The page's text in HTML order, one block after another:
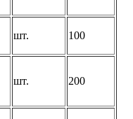
шт. 100
шт. 200